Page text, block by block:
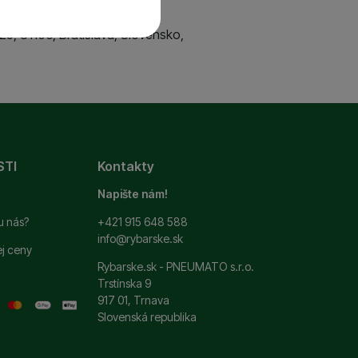
ďalšie nevyhnutné
zapamätať vaše
je chat a podobne.
týchto cookies
nášho webu.
ponuky,
81106, Bratislava, Slovensko,
nás?
ceny
Kontakty
Napište nám!
+421 915 648 588
info@rybarske.sk
Rybarske.sk - PNEUMATO s.r.o.
Trstínska 9
917 01, Trnava
Slovenská republika